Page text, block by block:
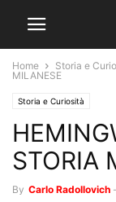
Home Storia e
MILANESE
Storia e Curiosità
STORIA
By Carlo Radollovich -